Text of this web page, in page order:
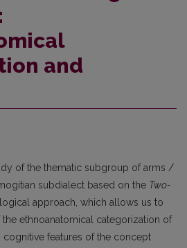
and
of the thematic subgroup of arms /
subdialect based on the Two-
approach, which allows us to
ethnoanatomical categorization of
features of the concept